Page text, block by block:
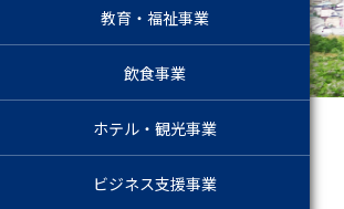
教育・福祉事業
飲食事業
ホテル・観光事業
ビジネス支援事業